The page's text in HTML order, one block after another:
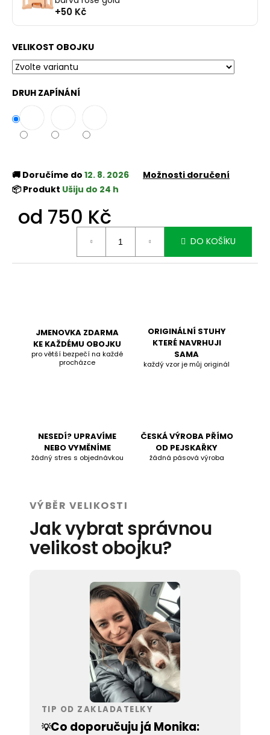
+50 Kč
VELIKOST OBOJKU
DRUH ZAPÍNÁNÍ
🚚 Doručíme do 12. 8. 2026
Možnosti doručení
📦 Produkt Ušiju do 24 h
od 750 Kč
DO KOŠÍKU
JMENOVKA ZDARMA
KE KAŽDÉMU OBOJKU
pro větší bezpečí na každé
procházce
ORIGINÁLNÍ STUHY
KTERÉ NAVRHUJI
SAMA
každý vzor je můj originál
NESEDÍ? UPRAVÍME
NEBO VYMĚNÍME
žádný stres s objednávkou
ČESKÁ VÝROBA PŘÍMO
OD PEJSKAŘKY
žádná pásová výroba
VÝBĚR VELIKOSTI
Jak vybrat správnou
velikost obojku?
TIP OD ZAKLADATELKY
💡Co doporučuju já Monika: